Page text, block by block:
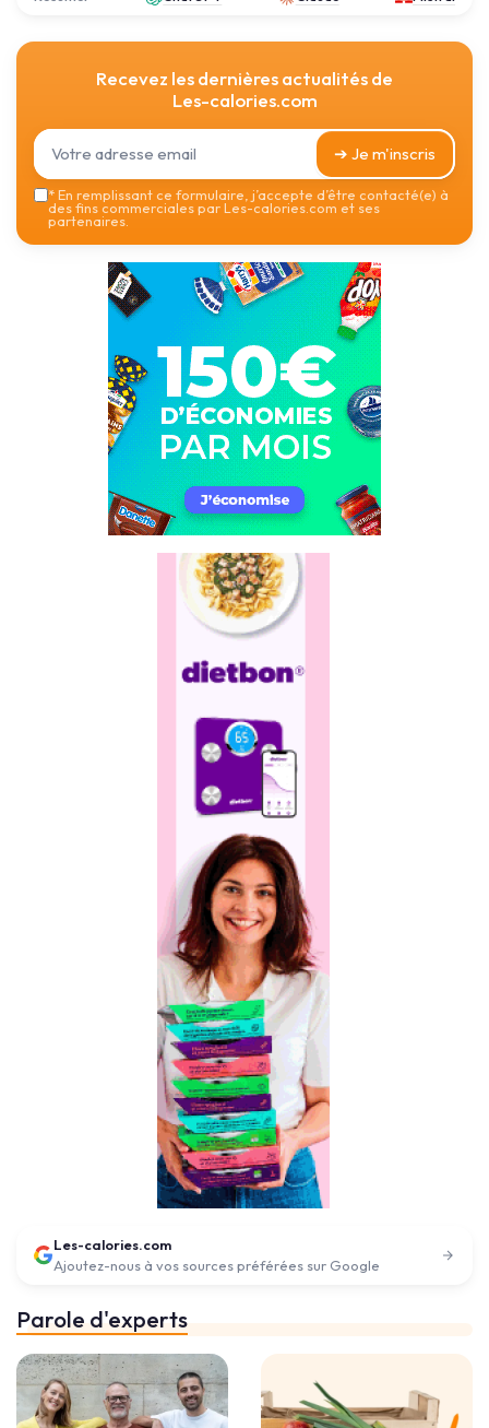
Recevez les dernières actualités de
Les-calories.com
➔ Je m'inscris
*En remplissant ce formulaire, j’accepte d’être contacté(e) à
des fins commerciales par Les-calories.com et ses
partenaires.
Les-calories.com
Ajoutez-nous à vos sources préférées sur Google
Parole d'experts